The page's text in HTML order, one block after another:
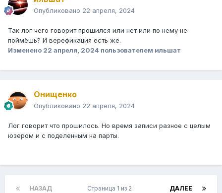
Опубликовано 22 апреля, 2024
Так лог чего говорит прошился или нет или по нему не
поймёшь? И верефикация есть же.
Изменено 22 апреля, 2024 пользователем ильшат
Онищенко
Опубликовано 22 апреля, 2024
Лог говорит что прошилось. Но время записи разное с целым
юзером и с поделенным на парты.
НАЗАД ДАЛЕЕ
Страница 1 из 2